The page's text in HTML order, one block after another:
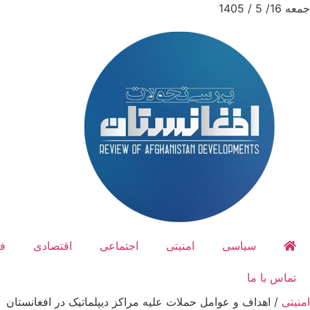
جمعه 16/ 5 / 1405
سیاسی امنیتی اجتماعی اقتصادی
تماس با ما
امنیتی / اهداف و عوامل حملات علیه مراکز دیپلماتیک در افغانستان